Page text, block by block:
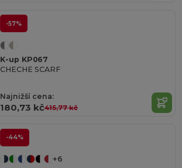
-57%
K-up KP067
CHECHE SCARF
Najnižší cena:
180,73 kč415,77 kč
-44%
+6